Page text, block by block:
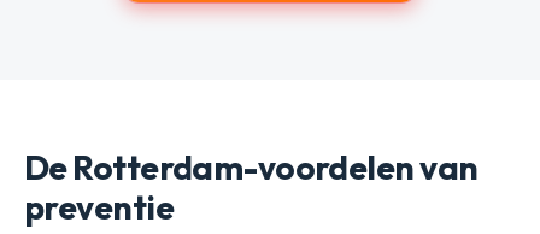
De Rotterdam-voordelen van
preventie